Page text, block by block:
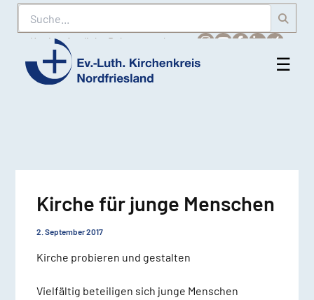
Suche
Karriere Amtliche Bekanntmachungen
Ev.-
☰
Kirche für junge Menschen
2. September 2017
Kirche probieren und gestalten
Vielfältig beteiligen sich junge Menschen